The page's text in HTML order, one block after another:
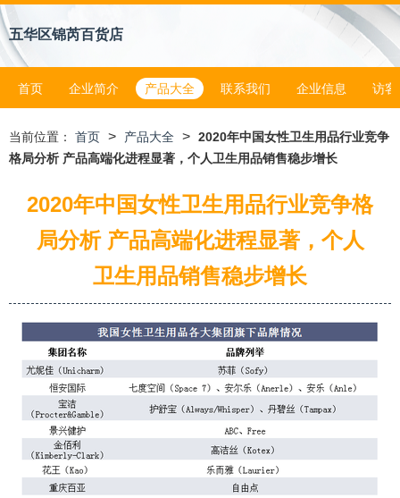
五华区锦芮百货店
首页 企业简介 产品大全 联系我们 企业信息 访客
当前位置： 首页 > 产品大全 > 2020年中国女性卫生用品行业竞争
格局分析 产品高端化进程显著，个人卫生用品销售稳步增长
2020年中国女性卫生用品行业竞争格
局分析 产品高端化进程显著，个人
卫生用品销售稳步增长